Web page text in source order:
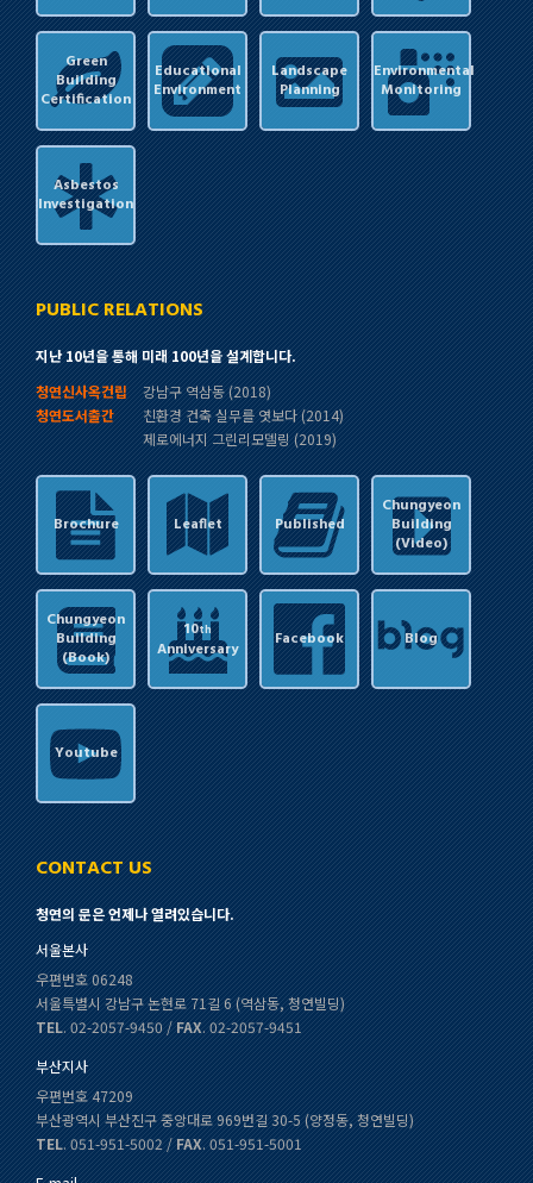
Green
Building
Certification
Educational
Environment
Landscape
Planning
Environmental
Monitoring
Asbestos
Investigation
PUBLIC RELATIONS
지난 10년을 통해 미래 100년을 설계합니다.
청연신사옥건립
강남구 역삼동 (2018)
청연도서출간
친환경 건축 실무를 엿보다 (2014)
제로에너지 그린리모델링 (2019)
Brochure Leaflet Published
Chungyeon
Building
(Video)
Chungyeon
Building
(Book)
10th
Anniversary Facebook Blog
Youtube
CONTACT US
청연의 문은 언제나 열려있습니다.
서울본사
우편번호 06248
서울특별시 강남구 논현로 71길 6 (역삼동, 청연빌딩)
TEL. 02-2057-9450 /FAX. 02-2057-9451
부산지사
우편번호 47209
부산광역시 부산진구 중앙대로 969번길 30-5 (양정동, 청연빌딩)
TEL. 051-951-5002 /FAX. 051-951-5001